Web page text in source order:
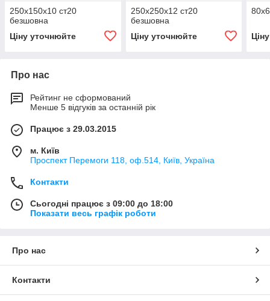
250х150х10 ст20
безшовна
Ціну уточнюйте
250х250х12 ст20
безшовна
Ціну уточнюйте
Про нас
Рейтинг не сформований
Менше 5 відгуків за останній рік
Працює з 29.03.2015
м. Київ
Проспект Перемоги 118, оф.514, Київ, Україна
Контакти
Сьогодні працює з 09:00 до 18:00
Показати весь графік роботи
Про нас
Контакти